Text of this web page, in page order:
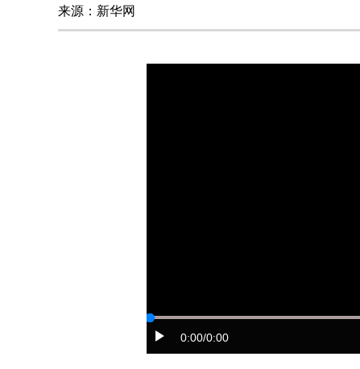
来源：新华网
0:00/0:00